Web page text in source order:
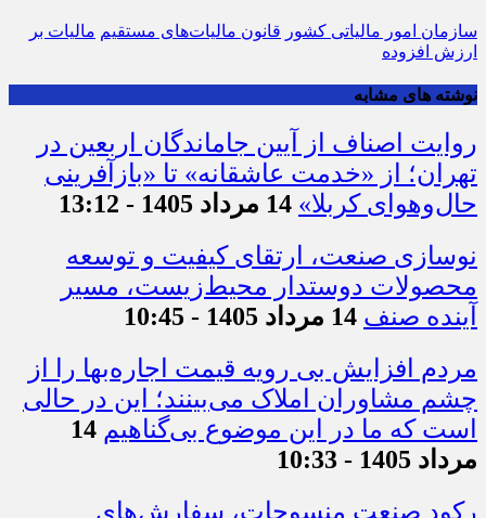
سازمان امور مالیاتی کشور
روایت اصناف از آیین جاماندگان اربعین در
تهران؛ از «خدمت عاشقانه» تا «بازآفرینی
حال‌وهوای کربلا»
نوسازی صنعت، ارتقای کیفیت و توسعه
محصولات دوستدار محیط‌زیست، مسیر
آینده صنف
مردم افزایش بی رویه قیمت اجاره‌بها را از
چشم مشاوران املاک می‌بینند؛ این در حالی
است که ما در این موضوع بی‌گناهیم
مرداد 1405 - 10:33